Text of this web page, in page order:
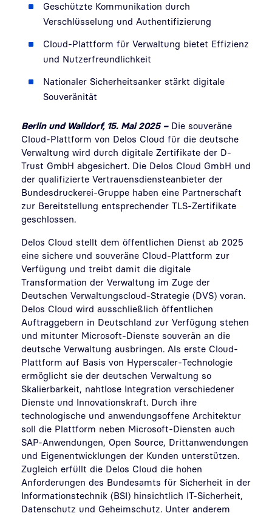
Geschützte Kommunikation durch
Verschlüsselung und Authentifizierung
Cloud-Plattform für Verwaltung bietet Effizienz
und Nutzerfreundlichkeit
Nationaler Sicherheitsanker stärkt digitale
Souveränität
Berlin und Walldorf, 15. Mai 2025 –Die souveräne
Cloud-Plattform von Delos Cloud für die deutsche
Verwaltung wird durch digitale Zertifikate der D-
Trust GmbH abgesichert. Die Delos Cloud GmbH und
der qualifizierte Vertrauensdiensteanbieter der
Bundesdruckerei-Gruppe haben eine Partnerschaft
zur Bereitstellung entsprechender TLS-Zertifikate
geschlossen.
Delos Cloud stellt dem öffentlichen Dienst ab 2025
eine sichere und souveräne Cloud-Plattform zur
Verfügung und treibt damit die digitale
Transformation der Verwaltung im Zuge der
Deutschen Verwaltungscloud-Strategie (DVS) voran.
Delos Cloud wird ausschließlich öffentlichen
Auftraggebern in Deutschland zur Verfügung stehen
und mitunter Microsoft-Dienste souverän an die
deutsche Verwaltung ausbringen. Als erste Cloud-
Plattform auf Basis von Hyperscaler-Technologie
ermöglicht sie der deutschen Verwaltung so
Skalierbarkeit, nahtlose Integration verschiedener
Dienste und Innovationskraft. Durch ihre
technologische und anwendungsoffene Architektur
soll die Plattform neben Microsoft-Diensten auch
SAP-Anwendungen, Open Source, Drittanwendungen
und Eigenentwicklungen der Kunden unterstützen.
Zugleich erfüllt die Delos Cloud die hohen
Anforderungen des Bundesamts für Sicherheit in der
Informationstechnik (BSI) hinsichtlich IT-Sicherheit,
Datenschutz und Geheimschutz. Unter anderem